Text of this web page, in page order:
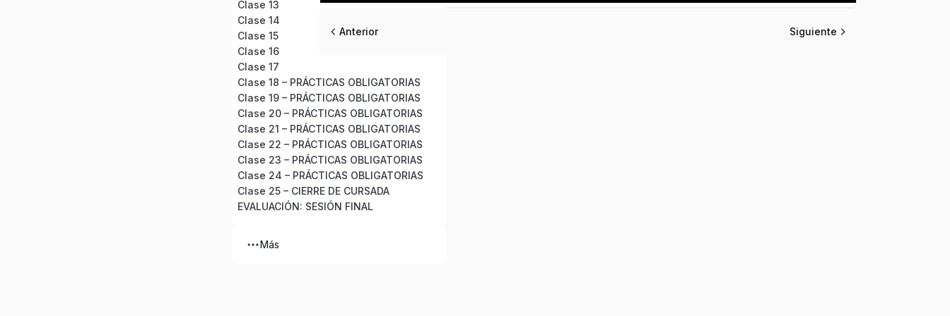
Clase 13
Clase 14
Clase 15
Clase 16
Clase 17
Clase 18 – PRÁCTICAS OBLIGATORIAS
Clase 19 – PRÁCTICAS OBLIGATORIAS
Clase 20 – PRÁCTICAS OBLIGATORIAS
Clase 21 – PRÁCTICAS OBLIGATORIAS
Clase 22 – PRÁCTICAS OBLIGATORIAS
Clase 23 – PRÁCTICAS OBLIGATORIAS
Clase 24 – PRÁCTICAS OBLIGATORIAS
Clase 25 – CIERRE DE CURSADA
EVALUACIÓN: SESIÓN FINAL
Más
Anterior Siguiente